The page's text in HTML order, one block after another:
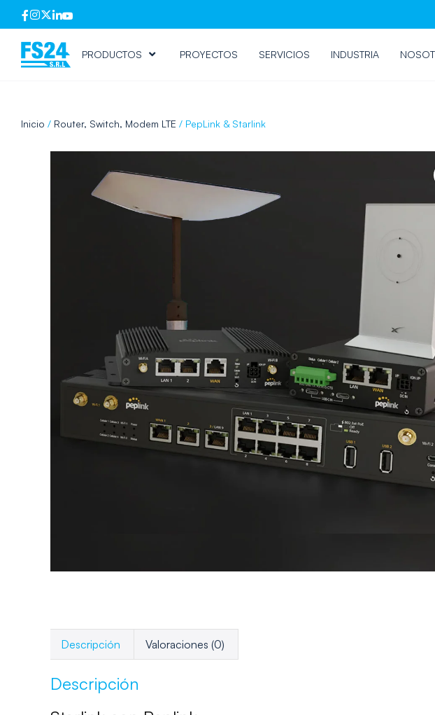
PRODUCTOS PROYECTOS SERVICIOS INDUSTRIA
Inicio / Router, Switch, Modem LTE / PepLink & Starlink
Descripción Valoraciones (0)
Descripción